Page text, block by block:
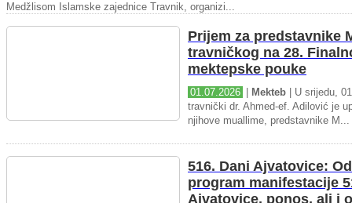
Medžlisom Islamske zajednice Travnik, organizi...
Prijem za predstavnike
travničkog na 28.
mektepske pouke
01.07.2026 Mekteb | U srijedu,
travnički dr. Ahmed-ef. Adilović je
njihove muallime, predstavnike M...
516. Dani Ajvatovice:
program manifestacije
Ajvatovice, ponos, ali i